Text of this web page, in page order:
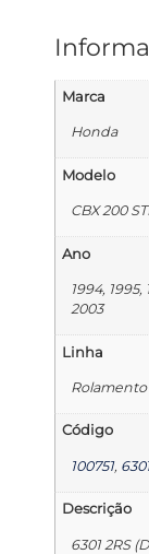
Marca
Honda
Modelo
CBX 200
Ano
1994, 1995,
2003
Linha
Rolamento
Código
100751,
Descrição
6301 2RS